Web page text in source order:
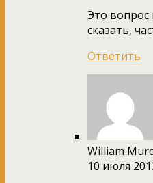
Это
сказать,
Ответить
William
10 июля